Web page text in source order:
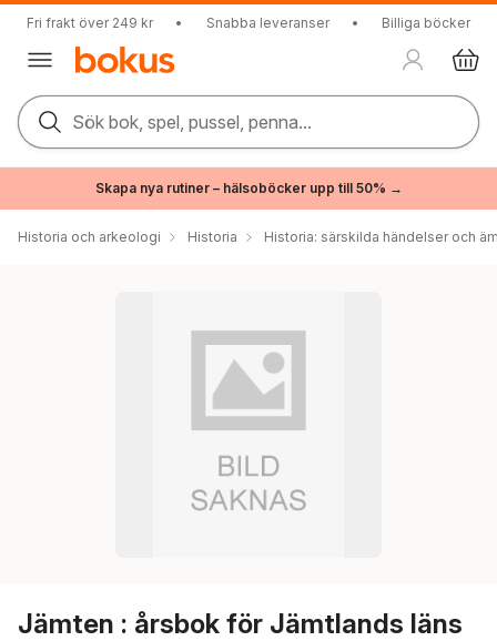
Fri frakt över 249 kr • Snabba leveranser • Billiga böcker
Sök bok, spel, pussel, penna...
Skapa nya rutiner – hälsoböcker upp till 50% →
Historia och arkeologi Historia Historia: särskilda händelser och
Jämten : årsbok för Jämtlands läns